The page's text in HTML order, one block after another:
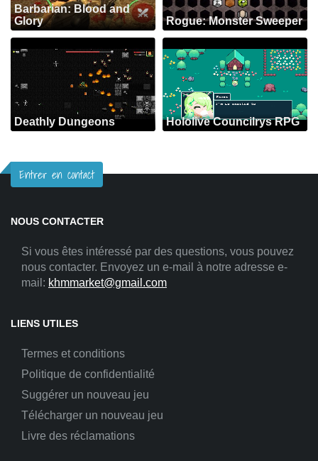
Barbarian: Blood and
Glory
Rogue: Monster Sweeper
Deathly Dungeons Hololive Councilrys RPG
Entrer en contact
NOUS CONTACTER
Si vous êtes intéressé par des questions, vous pouvez
nous contacter. Envoyez un e-mail à notre adresse e-
mail: khmmarket@gmail.com
LIENS UTILES
Termes et conditions
Politique de confidentialité
Suggérer un nouveau jeu
Télécharger un nouveau jeu
Livre des réclamations